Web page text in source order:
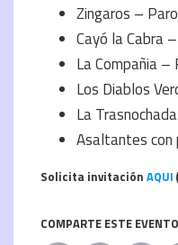
Zingaros –
Cayó la Cabra
La Compañia –
Los Diablos
La
Asaltantes
Solicita invitación AQUI
COMPARTE ESTE EVENTO